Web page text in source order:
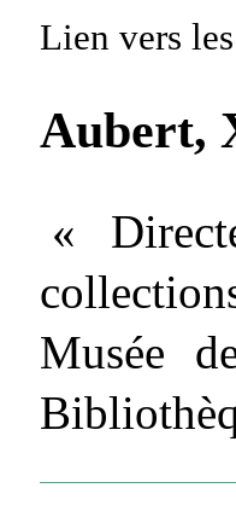
Lien vers
Aubert,
«
Musée